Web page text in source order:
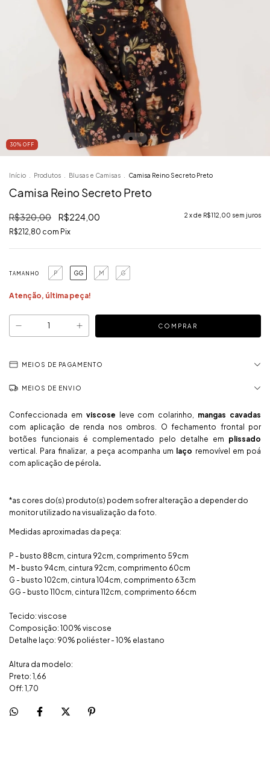
30% OFF
Início Produtos Blusas e Camisas Camisa Reino Secreto Preto
Camisa Reino Secreto Preto
R$320,00 R$224,00 2 x de R$112,00 sem juros
R$212,80 com Pix
TAMANHO P GG M G
Atenção, última peça!
MEIOS DE PAGAMENTO
MEIOS DE ENVIO
Confeccionada em viscose leve com colarinho, mangas cavadas
com aplicação de renda nos ombros. O fechamento frontal por
botões funcionais é complementado pelo detalhe em plissado
vertical. Para finalizar, a peça acompanha um laço removível em po
com aplicação de pérola.
*as cores do(s) produto(s) podem sofrer alteração a depender do
monitor utilizado na visualização da foto.
Medidas aproximadas da peça:
P - busto 88cm, cintura 92cm, comprimento 59cm
M - busto 94cm, cintura 92cm, comprimento 60cm
G - busto 102cm, cintura 104cm, comprimento 63cm
GG - busto 110cm, cintura 112cm, comprimento 66cm
Tecido: viscose
Composição: 100% viscose
Detalhe laço: 90% poliéster - 10% elastano
Altura da modelo:
Preto: 1,66
Off: 1,70